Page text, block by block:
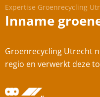
Contact
NL
Expertise Groenrecycling
Inname
Groenrecycling Utrecht
regio en verwerkt deze